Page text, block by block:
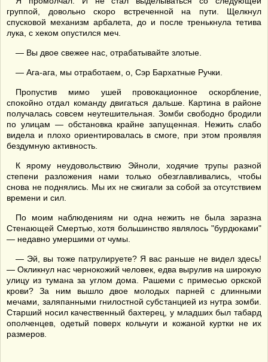
группой, довольно скоро встреченной на пути. Щелкнул
спусковой механизм арбалета, до и после тренькнула тетива
лука, с хеком опустился меч.
— Вы двое свежее нас, отрабатывайте злотые.
— Ага-ага, мы отработаем, о, Сэр Бархатные Ручки.
Пропустив мимо ушей провокационное оскорбление,
спокойно отдал команду двигаться дальше. Картина в районе
получалась совсем неутешительная. Зомби свободно бродили
по улицам — обстановка крайне запущенная. Нежить слабо
видела и плохо ориентировалась в смоге, при этом проявляя
бездумную активность.
К ярому неудовольствию Эйноли, ходячие трупы разной
степени разложения нами только обезглавливались, чтобы
снова не поднялись. Мы их не сжигали за собой за отсутствием
времени и сил.
По моим наблюдениям ни одна нежить не была заразна
Стенающей Смертью, хотя большинство являлось "бурдюками"
— недавно умершими от чумы.
— Эй, вы тоже патрулируете? Я вас раньше не видел здесь!
— Окликнул нас чернокожий человек, едва вырулив на широкую
улицу из тумана за углом дома. Рашеми с примесью оркской
крови? За ним вышло двое молодых парней с длинными
мечами, заляпанными гнилостной субстанцией из нутра зомби.
Старший носил качественный бахтерец, у младших был табард
ополченцев, одетый поверх кольчуги и кожаной куртки не их
размеров.